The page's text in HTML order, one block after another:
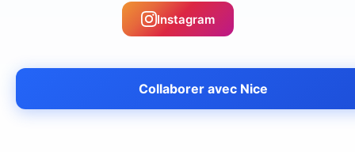
Instagram
Collaborer avec Nice